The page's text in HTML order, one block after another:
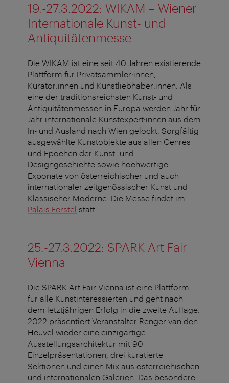
19.-27.3.2022: WIKAM – Wiener
Internationale Kunst- und
Antiquitätenmesse
Die WIKAM ist eine seit 40 Jahren existierende
Plattform für Privatsammler:innen,
Kurator:innen und Kunstliebhaber:innen. Als
eine der traditionsreichsten Kunst- und
Antiquitätenmessen in Europa werden Jahr für
Jahr internationale Kunstexpert:innen aus dem
In- und Ausland nach Wien gelockt. Sorgfältig
ausgewählte Kunstobjekte aus allen Genres
und Epochen der Kunst- und
Designgeschichte sowie hochwertige
Exponate von österreichischer und auch
internationaler zeitgenössischer Kunst und
Klassischer Moderne. Die Messe findet im
Palais Ferstel statt.
25.-27.3.2022: SPARK Art Fair
Vienna
Die SPARK Art Fair Vienna ist eine Plattform
für alle Kunstinteressierten und geht nach
dem letztjährigen Erfolg in die zweite Auflage.
2022 präsentiert Veranstalter Renger van den
Heuvel wieder eine einzigartige
Ausstellungsarchitektur mit 90
Einzelpräsentationen, drei kuratierte
Sektionen und einen Mix aus österreichischen
und internationalen Galerien. Das besondere